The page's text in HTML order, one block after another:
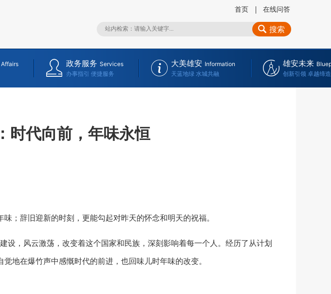
首页 在线问答
搜索
政务服务 Services
办事指引 便捷服务
大美雄安 Information
天蓝地绿 水城共融
雄安未来
创新引领 卓越缔造
时代向前，年味永恒
辞旧迎新的时刻，更能勾起对昨天的怀念和明天的祝福。
，风云激荡，改变着这个国家和民族，深刻影响着每一个人。经历了从计划
地在爆竹声中感慨时代的前进，也回味儿时年味的改变。